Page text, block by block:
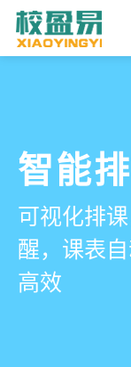
管学
培训
统
有效提升
智能
可视化排
醒，课表
高效
课时
学员签到
自动统计
皮
家校
一部手机
通互动零
费